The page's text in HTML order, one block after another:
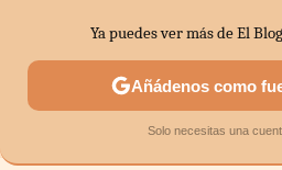
SECTORES ECONOMÍA
Ya puedes ver más de El
Añádenos como
Solo necesitas una